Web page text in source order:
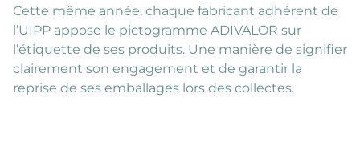
Cette même année, chaque fabricant adhérent de
l’UIPP appose le pictogramme ADIVALOR sur
l’étiquette de ses produits. Une manière de signifier
clairement son engagement et de garantir la
reprise de ses emballages lors des collectes.